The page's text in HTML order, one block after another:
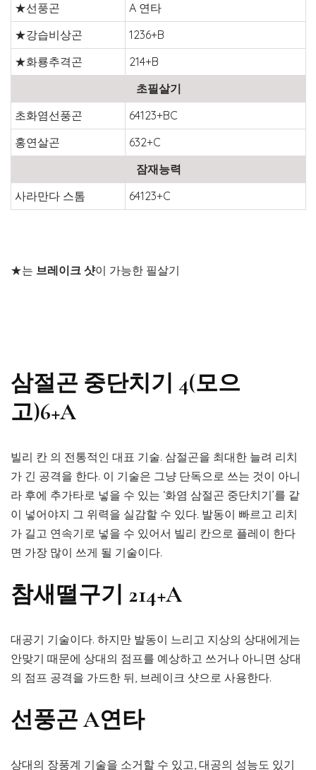
★선풍곤
A 연타
★강습비상곤
1236+B
★화룡추격곤
214+B
초필살기
초화염선풍곤
64123+BC
홍연살곤
632+C
잠재능력
사라만다 스톰
64123+C
★는 브레이크 샷이 가능한 필살기
삼절곤 중단치기 4(모으
고)6+A
빌리 칸 의 전통적인 대표 기술. 삼절곤을 최대한 늘려 리치
가 긴 공격을 한다. 이 기술은 그냥 단독으로 쓰는 것이 아니
라 후에 추가타로 넣을 수 있는 ‘화염 삼절곤 중단치기’를 같
이 넣어야지 그 위력을 실감할 수 있다. 발동이 빠르고 리치
가 길고 연속기로 넣을 수 있어서 빌리 칸으로 플레이 한다
면 가장 많이 쓰게 될 기술이다.
참새떨구기 214+A
대공기 기술이다. 하지만 발동이 느리고 지상의 상대에게는
안맞기 때문에 상대의 점프를 예상하고 쓰거나 아니면 상대
의 점프 공격을 가드한 뒤, 브레이크 샷으로 사용한다.
선풍곤 A연타
상대의 장풍계 기술을 소거할 수 있고, 대공의 성능도 있기